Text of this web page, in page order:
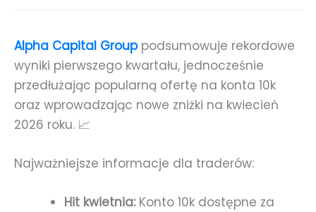
Alpha Capital Grouppodsumowuje rekordowe
wyniki pierwszego kwartału, jednocześnie
przedłużając popularną ofertę na konta 10k
oraz wprowadzając nowe zniżki na kwiecień
2026 roku. 📈
Najważniejsze informacje dla traderów:
Hit kwietnia:Konto 10k dostępne za